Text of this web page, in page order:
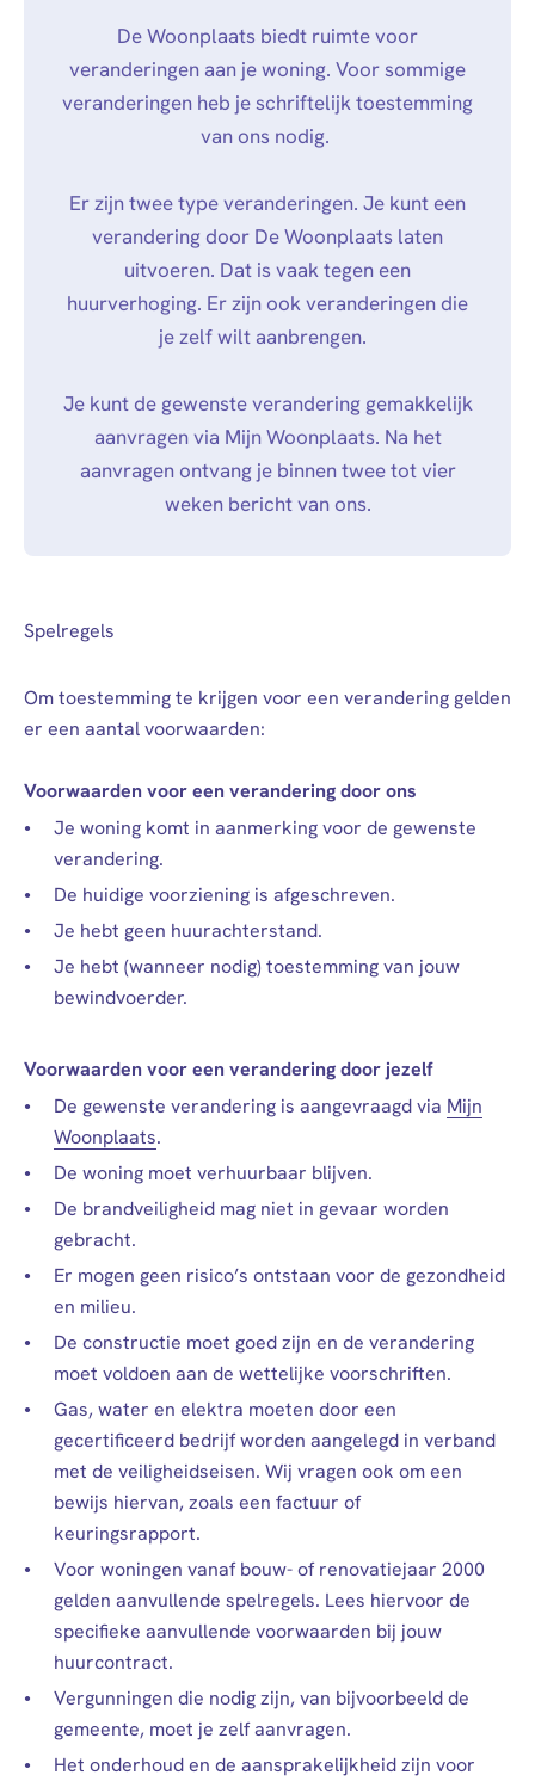
De Woonplaats biedt ruimte voor
veranderingen aan je woning. Voor sommige
veranderingen heb je schriftelijk toestemming
van ons nodig.
Er zijn twee type veranderingen. Je kunt een
verandering door De Woonplaats laten
uitvoeren. Dat is vaak tegen een
huurverhoging. Er zijn ook veranderingen die
je zelf wilt aanbrengen.
Je kunt de gewenste verandering gemakkelijk
aanvragen via Mijn Woonplaats. Na het
aanvragen ontvang je binnen twee tot vier
weken bericht van ons.
Spelregels
Om toestemming te krijgen voor een verandering gelden
er een aantal voorwaarden:
Voorwaarden voor een verandering door ons
Je woning komt in aanmerking voor de gewenste
verandering.
De huidige voorziening is afgeschreven.
Je hebt geen huurachterstand.
Je hebt (wanneer nodig) toestemming van jouw
bewindvoerder.
Voorwaarden voor een verandering door jezelf
De gewenste verandering is aangevraagd via Mijn
Woonplaats.
De woning moet verhuurbaar blijven.
De brandveiligheid mag niet in gevaar worden
gebracht.
Er mogen geen risico’s ontstaan voor de gezondheid
en milieu.
De constructie moet goed zijn en de verandering
moet voldoen aan de wettelijke voorschriften.
Gas, water en elektra moeten door een
gecertificeerd bedrijf worden aangelegd in verband
met de veiligheidseisen. Wij vragen ook om een
bewijs hiervan, zoals een factuur of
keuringsrapport.
Voor woningen vanaf bouw- of renovatiejaar 2000
gelden aanvullende spelregels. Lees hiervoor de
specifieke aanvullende voorwaarden bij jouw
huurcontract.
Vergunningen die nodig zijn, van bijvoorbeeld de
gemeente, moet je zelf aanvragen.
Het onderhoud en de aansprakelijkheid zijn voor